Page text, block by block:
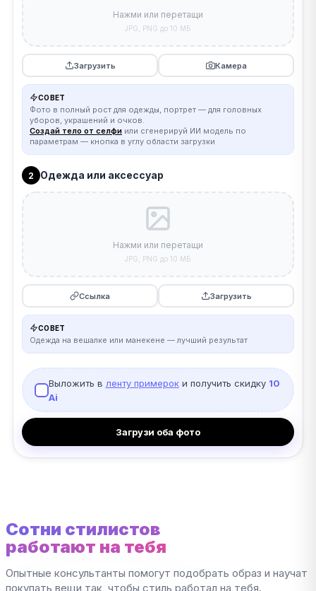
Нажми или перетащи
JPG, PNG до 10 МБ
Загрузить Камера
СОВЕТ
Фото в полный рост для одежды, портрет — для головных
уборов, украшений и очков.
Создай тело от селфи или сгенерируй ИИ модель по
параметрам — кнопка в углу области загрузки
2 Одежда или аксессуар
Нажми или перетащи
JPG, PNG до 10 МБ
Ссылка Загрузить
СОВЕТ
Одежда на вешалке или манекене — лучший результат
Выложить в ленту примероки получить скидку 10
Ai
Загрузи оба фото
Сотни стилистов
работают на тебя
Опытные консультанты помогут подобрать образ и научат
покупать вещи так, чтобы стиль работал на тебя.